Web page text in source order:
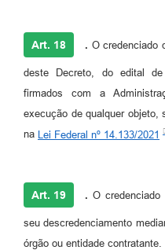
Art. 18 . O credenciado
deste Decreto, do edital
firmados com a
execução de qualquer objeto,
na Lei Federal nº 14.133/2021
Art. 19 . O
seu descredenciamento
órgão ou entidade contratante.